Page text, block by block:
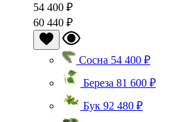
54 400 ₽
60 440 ₽
Сосна 54 400 ₽
Береза 81 600 ₽
Бук 92 480 ₽